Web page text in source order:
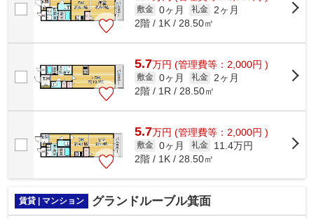
敷金 0ヶ月 礼金
2ヶ月
2階 / 1K / 28.50㎡
5.7万円 (管理費等：2,000円 )
敷金 0ヶ月 礼金
2ヶ月
2階 / 1R / 28.50㎡
5.7万円 (管理費等：2,000円 )
敷金 0ヶ月 礼金
11.4万円
2階 / 1K / 28.50㎡
賃貸 | マンション グランドルーブル箕面